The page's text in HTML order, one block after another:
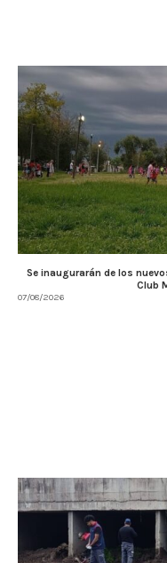
Se inaugurarán de los
Club
07/08/2026